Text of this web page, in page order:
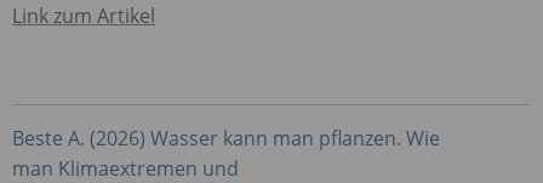
Link zum Artikel
Beste A. (2026) Wasser kann man pflanzen. Wie
man Klimaextremen und